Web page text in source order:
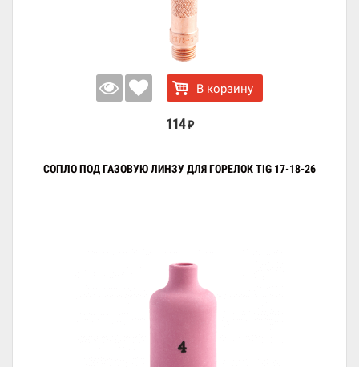
В корзину
114 ₽
СОПЛО ПОД ГАЗОВУЮ ЛИНЗУ ДЛЯ ГОРЕЛОК TIG 17-18-26